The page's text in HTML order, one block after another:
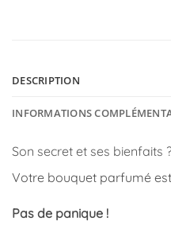
DESCRIPTION
INFORMATIONS
Son secret et ses bienfaits
Votre bouquet parfumé
Pas de panique !